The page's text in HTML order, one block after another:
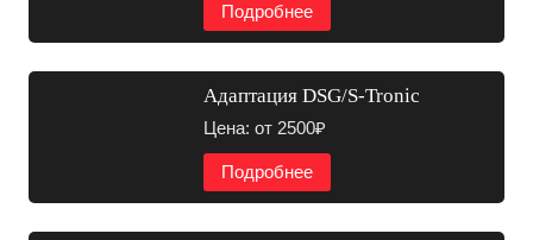
Подробнее
Адаптация DSG/S-Tronic
Цена: от 2500₽
Подробнее